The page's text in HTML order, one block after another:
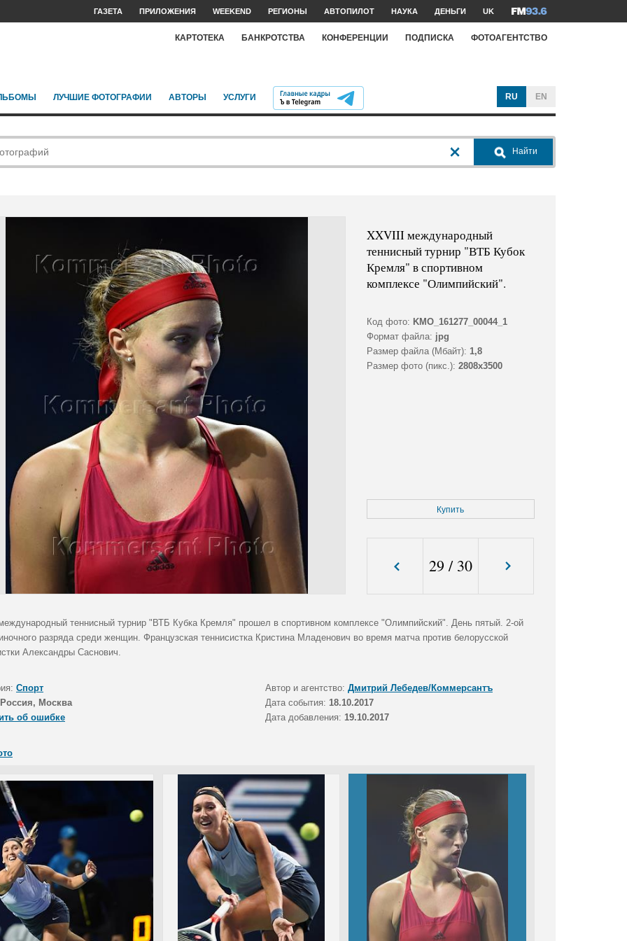
ГАЗЕТА ПРИЛОЖЕНИЯ WEEKEND РЕГИОНЫ АВТОПИЛОТ НАУКА ДЕНЬГИ UK
КАРТОТЕКА БАНКРОТСТВА КОНФЕРЕНЦИИ ПОДПИСКА ФОТОАГЕНТСТВО
ЛУЧШИЕ ФОТОГРАФИИ АВТОРЫ УСЛУГИ RU EN
Найти
XXVIII международный
теннисный турнир "ВТБ Кубок
Кремля" в спортивном
комплексе "Олимпийский".
Код фото: KMO_161277_00044_1
Формат файла: jpg
Размер файла (Мбайт): 1,8
Размер фото (пикс.): 2808x3500
Купить
29 / 30
теннисный турнир "ВТБ Кубка Кремля" прошел в спортивном комплексе "Олимпийский". День пятый. 2-ой
разряда среди женщин. Французская теннисистка Кристина Младенович во время матча против белорусской
Александры Саснович.
Спорт Автор и агентство: Дмитрий Лебедев/Коммерсантъ
Россия, Москва Дата события: 18.10.2017
об ошибке
Дата добавления: 19.10.2017